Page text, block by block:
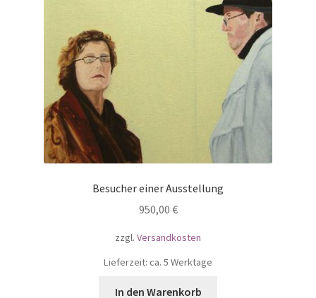
Besucher einer Ausstellung
950,00 €
zzgl. Versandkosten
Lieferzeit: ca. 5 Werktage
In den Warenkorb